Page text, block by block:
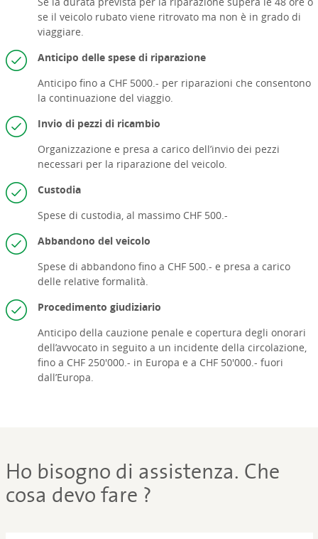
se il veicolo rubato viene ritrovato ma non è in grado di
viaggiare.
Anticipo delle spese di riparazione
Anticipo fino a CHF 5000.- per riparazioni che consentono
la continuazione del viaggio.
Invio di pezzi di ricambio
Organizzazione e presa a carico dell’invio dei pezzi
necessari per la riparazione del veicolo.
Custodia
Spese di custodia, al massimo CHF 500.-
Abbandono del veicolo
Spese di abbandono fino a CHF 500.- e presa a carico
delle relative formalità.
Procedimento giudiziario
Anticipo della cauzione penale e copertura degli onorari
dell’avvocato in seguito a un incidente della circolazione,
fino a CHF 250'000.- in Europa e a CHF 50'000.- fuori
dall’Europa.
Ho bisogno di assistenza. Che
cosa devo fare ?